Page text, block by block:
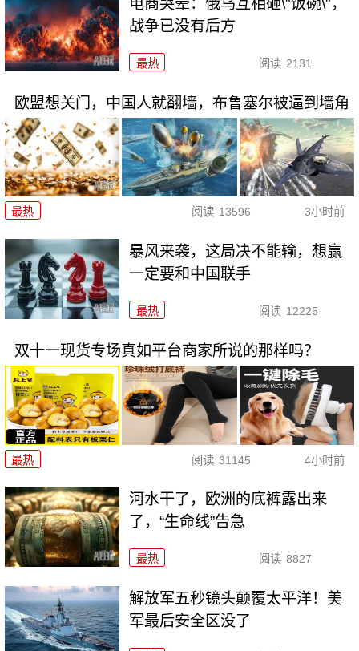
电商哭晕：俄乌互相砸\"饭碗\"，
战争已没有后方
最热 阅读 2131
欧盟想关门，中国人就翻墙，布鲁塞尔被逼到墙角
最热 阅读 13596 3小时前
暴风来袭，这局决不能输，想赢
一定要和中国联手
最热 阅读 12225
双十一现货专场真如平台商家所说的那样吗？
最热 阅读 31145 4小时前
河水干了，欧洲的底裤露出来
了，“生命线”告急
最热 阅读 8827
解放军五秒镜头颠覆太平洋！美
军最后安全区没了